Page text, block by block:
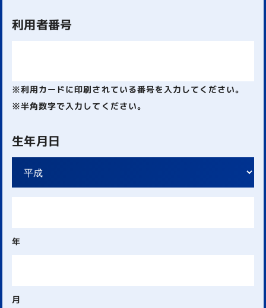
利用者番号
※利用カードに印刷されている番号を入力してください。
※半角数字で入力してください。
生年月日
年
月